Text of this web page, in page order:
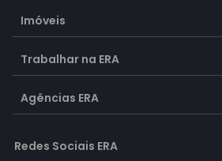
Imóveis
Trabalhar na ERA
Agências ERA
Redes Sociais ERA